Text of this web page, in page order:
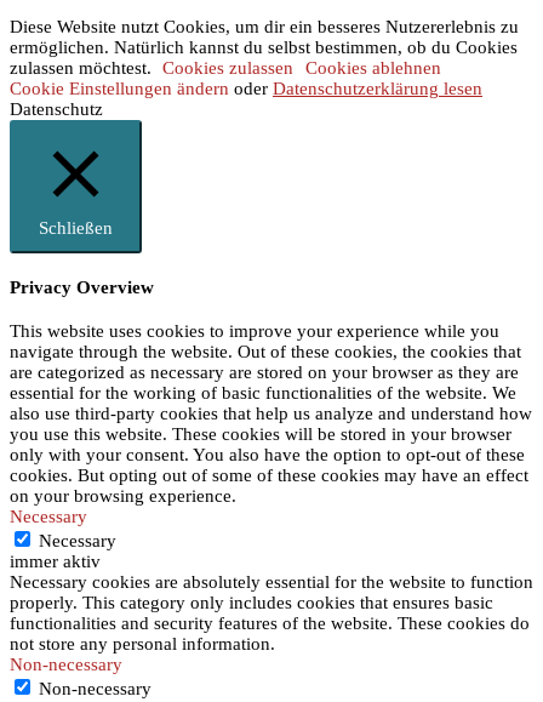
Diese Website nutzt Cookies, um dir ein besseres Nutzererlebnis zu
ermöglichen. Natürlich kannst du selbst bestimmen, ob du Cookies
zulassen möchtest.
Cookies zulassen
Cookies ablehnen
Cookie Einstellungen ändern oder Datenschutzerklärung lesen
Datenschutz
Schließen
Privacy Overview
This website uses cookies to improve your experience while you
navigate through the website. Out of these cookies, the cookies that
are categorized as necessary are stored on your browser as they are
essential for the working of basic functionalities of the website. We
also use third-party cookies that help us analyze and understand how
you use this website. These cookies will be stored in your browser
only with your consent. You also have the option to opt-out of these
cookies. But opting out of some of these cookies may have an effect
on your browsing experience.
Necessary
Necessary
immer aktiv
Necessary cookies are absolutely essential for the website to function
properly. This category only includes cookies that ensures basic
functionalities and security features of the website. These cookies do
not store any personal information.
Non-necessary
Non-necessary